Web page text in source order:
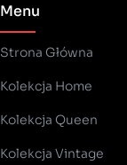
Menu
Strona Główna
Kolekcja Home
Kolekcja Queen
Kolekcja Vintage